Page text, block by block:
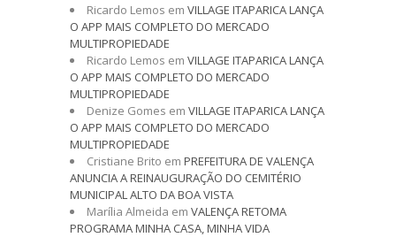
Ricardo Lemos em VILLAGE ITAPARICA LANÇA
O APP MAIS COMPLETO DO MERCADO
MULTIPROPIEDADE
Ricardo Lemos em VILLAGE ITAPARICA LANÇA
O APP MAIS COMPLETO DO MERCADO
MULTIPROPIEDADE
Denize Gomes em VILLAGE ITAPARICA LANÇA
O APP MAIS COMPLETO DO MERCADO
MULTIPROPIEDADE
Cristiane Brito em PREFEITURA DE VALENÇA
ANUNCIA A REINAUGURAÇÃO DO CEMITÉRIO
MUNICIPAL ALTO DA BOA VISTA
Marília Almeida em VALENÇA RETOMA
PROGRAMA MINHA CASA, MINHA VIDA